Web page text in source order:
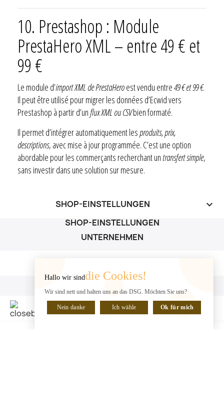
10. Prestashop : Module
PrestaHero XML – entre 49 € et
99 €
Le module d’import XML de PrestaHeroest vendu entre49 € et 99 €.
Il peut être utilisé pour migrer les données d’Ecwid vers
Prestashop à partir d’unflux XML ou CSVbien formaté.
Il permet d’intégrer automatiquement lesproduits, prix,
descriptions, avec mise à jour programmée. C’est une option
abordable pour les commerçants recherchant untransfert simple,
sans investir dans une solution sur mesure.
SHOP-EINSTELLUNGEN keyboard_arrow_down
SHOP-EINSTELLUNGEN
UNTERNEHMEN
IHR KONTO
IHR KONTO
Hallo wir sinddie Cookies!
Wir sind nett und halten uns an das DSG. Möchten Sie uns?
Nein danke Ich wähle Ok für mich
CHATTE MIT UNS